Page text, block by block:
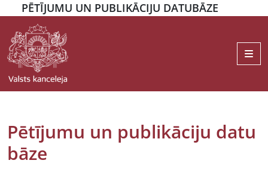
PĒTĪJUMU UN PUBLIKĀCIJU DATUBĀZE
Pētījumu un publikāciju datu
bāze